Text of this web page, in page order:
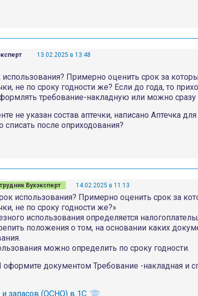
13.02.2025 в 13:48
использования? Примерно оценить срок за
не по сроку годности же? Если до года, то
требование-накладную или можно
не указан состав аптечки, написано Аптечка
после оприходования?
Бухэксперт 14.02.2025 в 11:13
использования? Примерно оценить срок за
не по сроку годности же?»
использования определяется
положения о том, на основании каких
можно определить по сроку годности.
документом Требование -накладная и
запасов (ОСНО) в 1С